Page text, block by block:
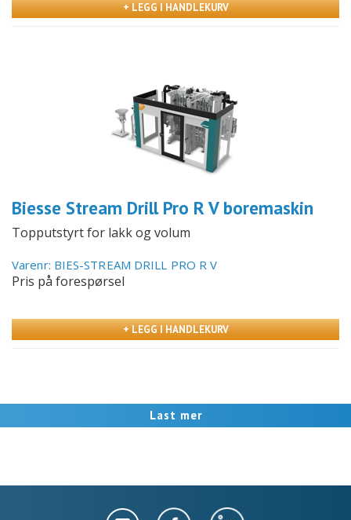
+ LEGG I HANDLEKURV
Biesse Stream Drill Pro R V boremaskin
Topputstyrt for lakk og volum
Varenr: BIES-STREAM DRILL PRO R V
Pris på forespørsel
+ LEGG I HANDLEKURV